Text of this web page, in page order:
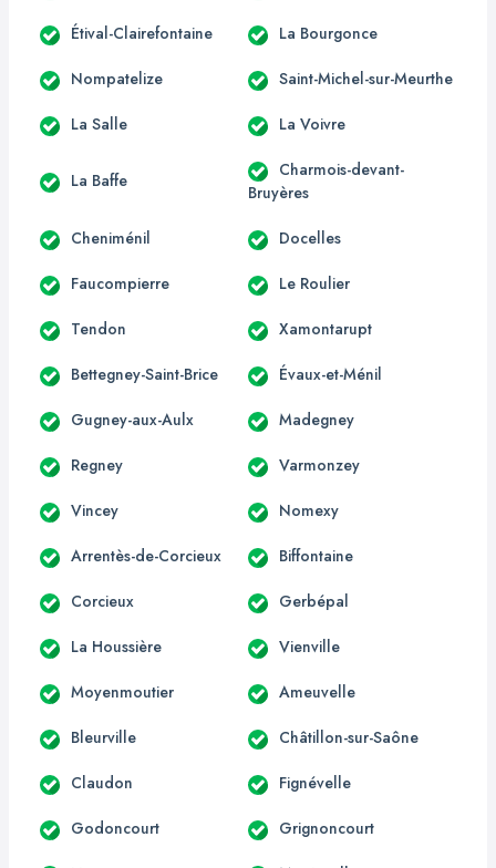
Étival-Clairefontaine La Bourgonce
Nompatelize Saint-Michel-sur-Meurthe
La Salle La Voivre
La Baffe
Charmois-devant-
Bruyères
Cheniménil Docelles
Faucompierre Le Roulier
Tendon Xamontarupt
Bettegney-Saint-Brice Évaux-et-Ménil
Gugney-aux-Aulx Madegney
Regney Varmonzey
Vincey Nomexy
Arrentès-de-Corcieux Biffontaine
Corcieux Gerbépal
La Houssière Vienville
Moyenmoutier Ameuvelle
Bleurville Châtillon-sur-Saône
Claudon Fignévelle
Godoncourt Grignoncourt